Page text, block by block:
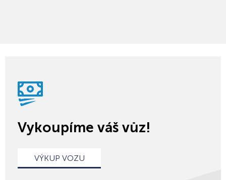
Vykoupíme váš vůz!
VÝKUP VOZU